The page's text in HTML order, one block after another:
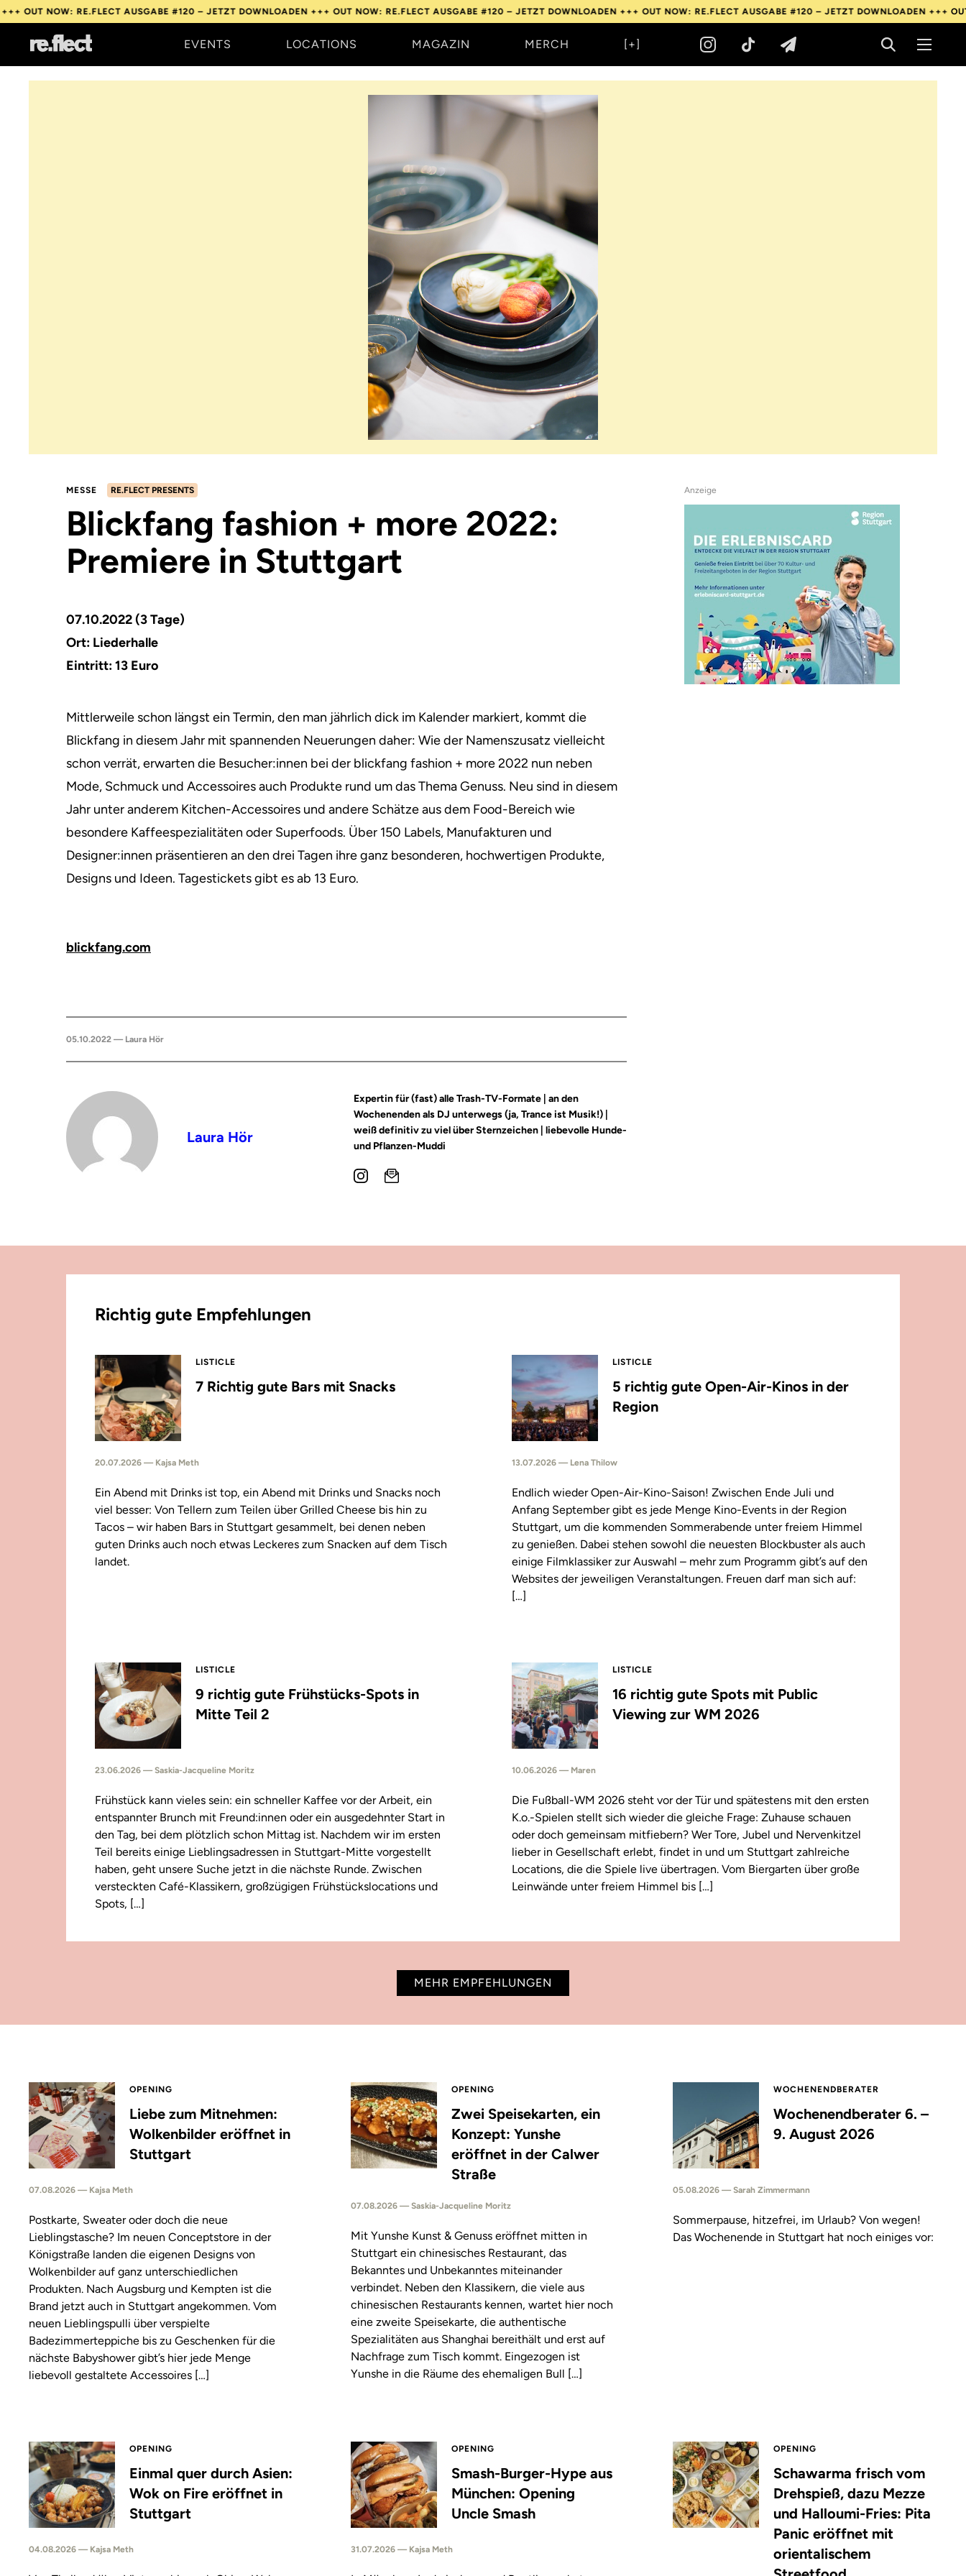
RE.FLECT AUSGABE #120 – JETZT DOWNLOADEN +++OUT NOW: RE.FLECT AUSGABE #120 – JETZT DOWNLOADEN +++OUT NOW: RE.FLECT AUSGABE #120 – JETZT DOWNLOADEN +++OUT NOW:
EVENTS LOCATIONS MAGAZIN MERCH [+]
MESSE RE.FLECT PRESENTS
Blickfang fashion + more 2022:
Premiere in Stuttgart
07.10.2022 (3 Tage)
Ort: Liederhalle
Eintritt: 13 Euro
Mittlerweile schon längst ein Termin, den man jährlich dick im Kalender markiert, kommt die
Blickfang in diesem Jahr mit spannenden Neuerungen daher: Wie der Namenszusatz vielleicht
schon verrät, erwarten die Besucher:innen bei der blickfang fashion + more 2022 nun neben
Mode, Schmuck und Accessoires auch Produkte rund um das Thema Genuss. Neu sind in diesem
Jahr unter anderem Kitchen-Accessoires und andere Schätze aus dem Food-Bereich wie
besondere Kaffeespezialitäten oder Superfoods. Über 150 Labels, Manufakturen und
Designer:innen präsentieren an den drei Tagen ihre ganz besonderen, hochwertigen Produkte,
Designs und Ideen. Tagestickets gibt es ab 13 Euro.
blickfang.com
05.10.2022 — Laura Hör
Laura Hör
Expertin für (fast) alle Trash-TV-Formate | an den
Wochenenden als DJ unterwegs (ja, Trance ist Musik!) |
weiß definitiv zu viel über Sternzeichen | liebevolle Hunde-
und Pflanzen-Muddi
Anzeige
Richtig gute Empfehlungen
LISTICLE
7 Richtig gute Bars mit Snacks
20.07.2026 — Kajsa Meth
Ein Abend mit Drinks ist top, ein Abend mit Drinks und Snacks noch
viel besser: Von Tellern zum Teilen über Grilled Cheese bis hin zu
Tacos – wir haben Bars in Stuttgart gesammelt, bei denen neben
guten Drinks auch noch etwas Leckeres zum Snacken auf dem Tisch
landet.
LISTICLE
5 richtig gute Open-Air-Kinos in der
Region
13.07.2026 — Lena Thilow
Endlich wieder Open-Air-Kino-Saison! Zwischen Ende Juli und
Anfang September gibt es jede Menge Kino-Events in der Region
Stuttgart, um die kommenden Sommerabende unter freiem Himmel
zu genießen. Dabei stehen sowohl die neuesten Blockbuster als auch
einige Filmklassiker zur Auswahl – mehr zum Programm gibt’s auf den
Websites der jeweiligen Veranstaltungen. Freuen darf man sich auf:
[…]
LISTICLE
9 richtig gute Frühstücks-Spots in
Mitte Teil 2
23.06.2026 — Saskia-Jacqueline Moritz
Frühstück kann vieles sein: ein schneller Kaffee vor der Arbeit, ein
entspannter Brunch mit Freund:innen oder ein ausgedehnter Start in
den Tag, bei dem plötzlich schon Mittag ist. Nachdem wir im ersten
Teil bereits einige Lieblingsadressen in Stuttgart-Mitte vorgestellt
haben, geht unsere Suche jetzt in die nächste Runde. Zwischen
versteckten Café-Klassikern, großzügigen Frühstückslocations und
Spots, […]
LISTICLE
16 richtig gute Spots mit Public
Viewing zur WM 2026
10.06.2026 — Maren
Die Fußball-WM 2026 steht vor der Tür und spätestens mit den ersten
K.o.-Spielen stellt sich wieder die gleiche Frage: Zuhause schauen
oder doch gemeinsam mitfiebern? Wer Tore, Jubel und Nervenkitzel
lieber in Gesellschaft erlebt, findet in und um Stuttgart zahlreiche
Locations, die die Spiele live übertragen. Vom Biergarten über große
Leinwände unter freiem Himmel bis […]
MEHR EMPFEHLUNGEN
OPENING
Liebe zum Mitnehmen:
Wolkenbilder eröffnet in
Stuttgart
07.08.2026 — Kajsa Meth
Postkarte, Sweater oder doch die neue
Lieblingstasche? Im neuen Conceptstore in der
Königstraße landen die eigenen Designs von
Wolkenbilder auf ganz unterschiedlichen
Produkten. Nach Augsburg und Kempten ist die
Brand jetzt auch in Stuttgart angekommen. Vom
neuen Lieblingspulli über verspielte
Badezimmerteppiche bis zu Geschenken für die
nächste Babyshower gibt’s hier jede Menge
liebevoll gestaltete Accessoires […]
OPENING
Zwei Speisekarten, ein
Konzept: Yunshe
eröffnet in der Calwer
Straße
07.08.2026 — Saskia-Jacqueline Moritz
Mit Yunshe Kunst & Genuss eröffnet mitten in
Stuttgart ein chinesisches Restaurant, das
Bekanntes und Unbekanntes miteinander
verbindet. Neben den Klassikern, die viele aus
chinesischen Restaurants kennen, wartet hier noch
eine zweite Speisekarte, die authentische
Spezialitäten aus Shanghai bereithält und erst auf
Nachfrage zum Tisch kommt. Eingezogen ist
Yunshe in die Räume des ehemaligen Bull […]
WOCHENENDBERATER
Wochenendberater 6. –
9. August 2026
05.08.2026 — Sarah Zimmermann
Sommerpause, hitzefrei, im Urlaub? Von wegen!
Das Wochenende in Stuttgart hat noch einiges vor:
OPENING
Einmal quer durch Asien:
Wok on Fire eröffnet in
Stuttgart
04.08.2026 — Kajsa Meth
OPENING
Smash-Burger-Hype aus
München: Opening
Uncle Smash
31.07.2026 — Kajsa Meth
OPENING
Schawarma frisch vom
Drehspieß, dazu Mezze
und Halloumi-Fries: Pita
Panic eröffnet mit
orientalischem